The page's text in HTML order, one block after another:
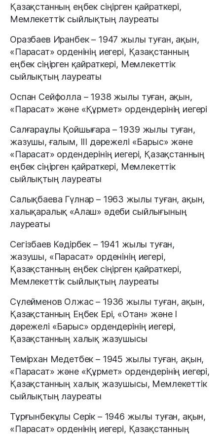
Қазақстанның еңбек сіңірген қайраткері,
Мемлекеттік сыйлықтың лауреаты
Оразбаев Иранбек – 1947 жылы туған, ақын,
«Парасат» орденінің иегері, Қазақстанның
еңбек сіңірген қайраткері, Мемлекеттік
сыйлықтың лауреаты
Оспан Сейфолла – 1938 жылы туған, ақын,
«Парасат» және «Құрмет» ордендерінің иегері
Салғараұлы Қойшығара – 1939 жылы туған,
жазушы, ғалым, III дәрежелі «Барыс» және
«Парасат» ордендерінің иегері, Қазақстанның
еңбек сіңірген қайраткері, Мемлекеттік
сыйлықтың лауреаты
Салықбаева Гүлнар – 1963 жылы туған, ақын,
халықаралық «Алаш» әдеби сыйлығының
лауреаты
Сегізбаев Кәдірбек – 1941 жылы туған,
жазушы, «Парасат» орденінің иегері,
Қазақстанның еңбек сіңірген қайраткері,
Мемлекеттік сыйлықтың лауреаты
Сүлейменов Олжас – 1936 жылы туған, ақын,
Қазақстанның Еңбек Ері, «Отан» және I
дәрежелі «Барыс» ордендерінің иегері,
Қазақстанның халық жазушысы
Темірхан Медетбек – 1945 жылы туған, ақын,
«Парасат» және «Құрмет» ордендерінің иегері,
Қазақстанның халық жазушысы, Мемлекеттік
сыйлықтың лауреаты
Тұрғынбекұлы Серік – 1946 жылы туған, ақын,
«Парасат» орденінің иегері, Қазақстанның